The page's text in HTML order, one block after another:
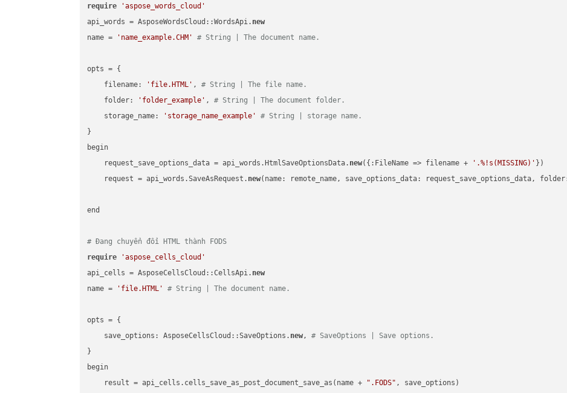
require
'aspose_words_cloud'
api_words = AsposeWordsCloud::WordsApi. new
name =
'name_example.CHM' # String | The document name.
opts = {
    filename:
'file.HTML' , # String | The file name.
    folder:
'folder_example' , # String | The document folder.
    storage_name:
'storage_name_example'
# String | storage name.
}
begin
    request_save_options_data = api_words.HtmlSaveOptionsData.
new({:FileName => filename + '.%!s(MISSING)' })
    request = api_words.SaveAsRequest.
new(name: remote_name, save_options_data: request_save_options_data,
end
# Đang chuyển đổi HTML thành FODS
require
'aspose_cells_cloud'
api_cells = AsposeCellsCloud::CellsApi. new
name =
'file.HTML' # String | The document name.
opts = {
    save_options: AsposeCellsCloud::SaveOptions.
new, # SaveOptions | Save options.
}
begin
    result = api_cells.cells_save_as_post_document_save_as(name +
".FODS" , save_options)